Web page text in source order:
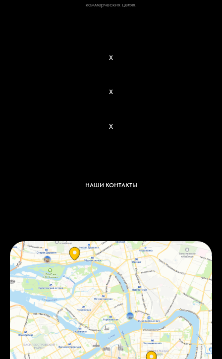
коммерческих целях.
X
X
X
НАШИ КОНТАКТЫ